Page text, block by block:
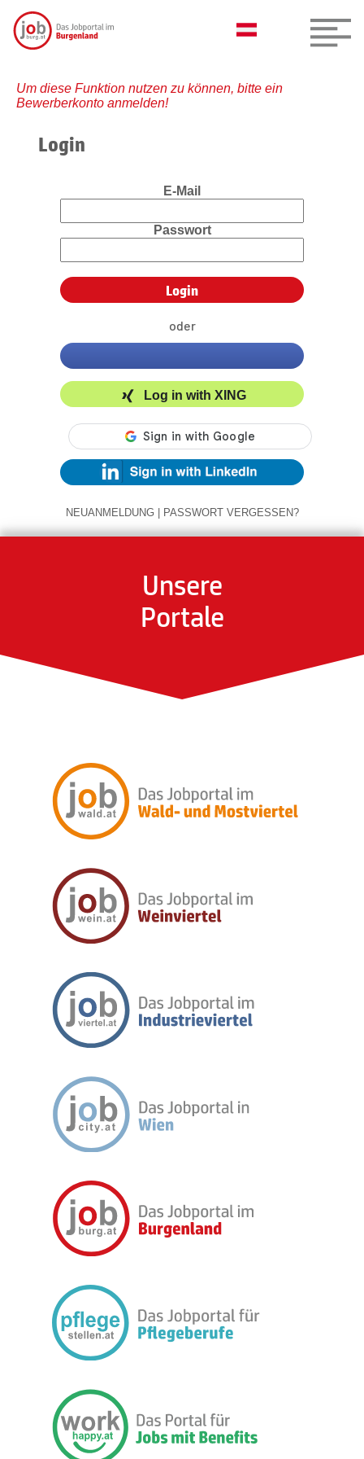
Um diese Funktion nutzen zu können, bitte ein
Bewerberkonto anmelden!
Login
E-Mail
Passwort
oder
Log in with XING
NEUANMELDUNG | PASSWORT VERGESSEN?
Unsere
Portale